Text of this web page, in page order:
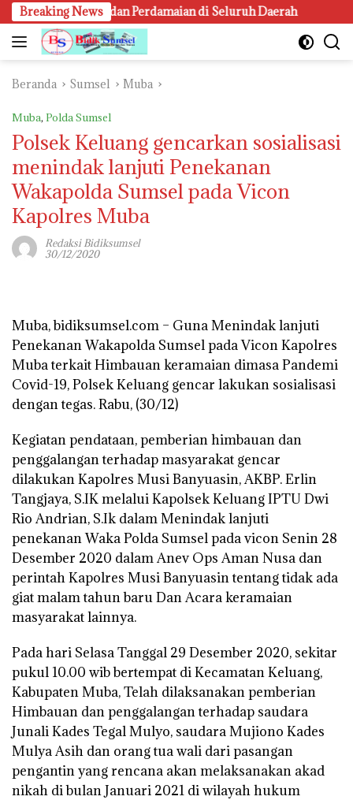
Langsung
ke
konten
Breaking News
dan Perdamaian di Seluruh Daerah Kejari
Beranda Sumsel Muba
Muba, Polda Sumsel
Polsek Keluang gencarkan sosialisasi
menindak lanjuti Penekanan
Wakapolda Sumsel pada Vicon
Kapolres Muba
Redaksi Bidiksumsel
30/12/2020
Muba, bidiksumsel.com – Guna Menindak lanjuti
Penekanan Wakapolda Sumsel pada Vicon Kapolres
Muba terkait Himbauan keramaian dimasa Pandemi
Covid-19, Polsek Keluang gencar lakukan sosialisasi
dengan tegas. Rabu, (30/12)
Kegiatan pendataan, pemberian himbauan dan
penggalangan terhadap masyarakat gencar
dilakukan Kapolres Musi Banyuasin, AKBP. Erlin
Tangjaya, S.IK melalui Kapolsek Keluang IPTU Dwi
Rio Andrian, S.Ik dalam Menindak lanjuti
penekanan Waka Polda Sumsel pada vicon Senin 28
Desember 2020 dalam Anev Ops Aman Nusa dan
perintah Kapolres Musi Banyuasin tentang tidak ada
giat malam tahun baru Dan Acara keramaian
masyarakat lainnya.
Pada hari Selasa Tanggal 29 Desember 2020, sekitar
pukul 10.00 wib bertempat di Kecamatan Keluang,
Kabupaten Muba, Telah dilaksanakan pemberian
Himbauan dan penggalangan terhadap saudara
Junali Kades Tegal Mulyo, saudara Mujiono Kades
Mulya Asih dan orang tua wali dari pasangan
pengantin yang rencana akan melaksanakan akad
nikah di bulan Januari 2021 di wilayah hukum